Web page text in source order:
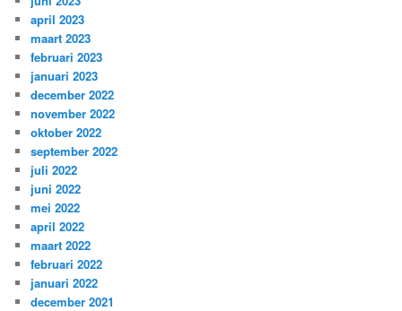
april 2023
maart 2023
februari 2023
januari 2023
december 2022
november 2022
oktober 2022
september 2022
juli 2022
juni 2022
mei 2022
april 2022
maart 2022
februari 2022
januari 2022
december 2021